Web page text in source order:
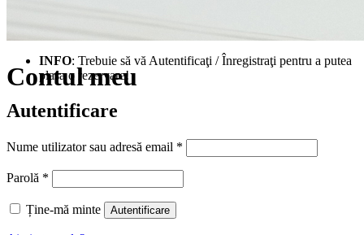
Contul meu
INFO: Trebuie să vă Autentificaţi / Înregistraţi pentru a putea
plasa o rezervare!
Autentificare
Nume utilizator sau adresă email *
Parolă *
Ține-mă minte Autentificare